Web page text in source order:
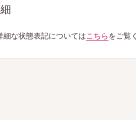
細な状態表記についてはこちら をご覧